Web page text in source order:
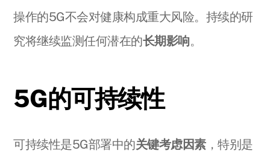
操作的5G不会对健康构成重大风险。持续的研
究将继续监测任何潜在的长期影响。
5G的可持续性
可持续性是5G部署中的关键考虑因素，特别是